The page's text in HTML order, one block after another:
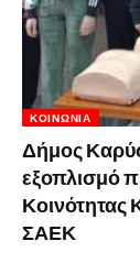
ΚΟΙΝΩΝΊΑ
Δήμος
εξοπλισμό
Κοινότητας
ΣΑΕΚ